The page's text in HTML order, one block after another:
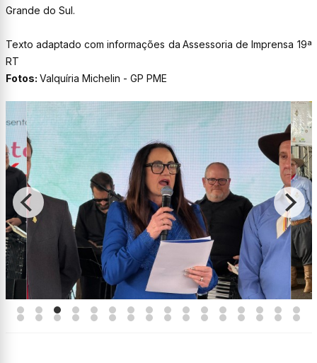
Grande do Sul.
Texto adaptado com informações da Assessoria de Imprensa 19ª
RT
Fotos: Valquíria Michelin - GP PME